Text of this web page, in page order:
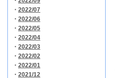
・ 2022/07
・ 2022/06
・ 2022/05
・ 2022/04
・ 2022/03
・ 2022/02
・ 2022/01
・ 2021/12